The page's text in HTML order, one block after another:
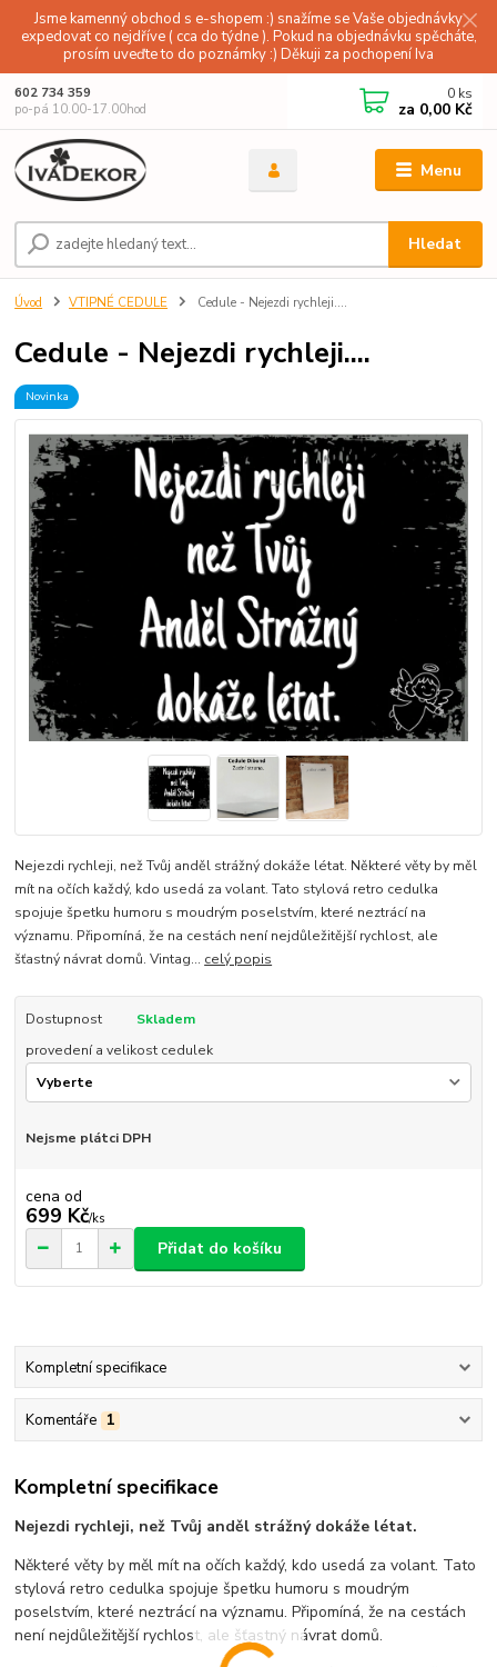
Jsme kamenný obchod s e-shopem :) snažíme se Vaše objednávky
expedovat co nejdříve ( cca do týdne ). Pokud na objednávku spěcháte,
prosím uveďte to do poznámky :) Děkuji za pochopení Iva
Menu
Hledat
602 734 359
po-pá 10.00-17.00hod
0 ks
za 0,00 Kč
Úvod VTIPNÉ CEDULE Cedule - Nejezdi rychleji....
Cedule - Nejezdi rychleji....
Novinka
Nejezdi rychleji, než Tvůj anděl strážný dokáže létat. Některé věty by měl
mít na očích každý, kdo usedá za volant. Tato stylová retro cedulka
spojuje špetku humoru s moudrým poselstvím, které neztrácí na
významu. Připomíná, že na cestách není nejdůležitější rychlost, ale
šťastný návrat domů. Vintag... celý popis
Dostupnost
Skladem
provedení a velikost cedulek
Nejsme plátci DPH
cena od
699 Kč/ks
Přidat do košíku
Kompletní specifikace
Komentáře 1
Kompletní specifikace
Nejezdi rychleji, než Tvůj anděl strážný dokáže létat.
Některé věty by měl mít na očích každý, kdo usedá za volant. Tato
stylová retro cedulka spojuje špetku humoru s moudrým
poselstvím, které neztrácí na významu. Připomíná, že na cestách
není nejdůležitější rychlost, ale šťastný návrat domů.